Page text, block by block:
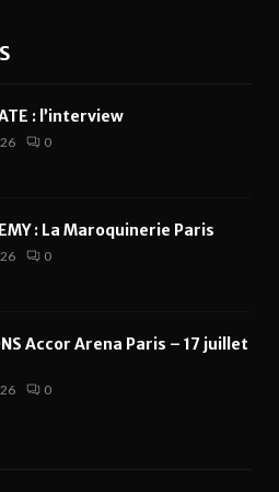
: l’interview
0
: La Maroquinerie Paris
0
Accor Arena Paris – 17 juillet
0